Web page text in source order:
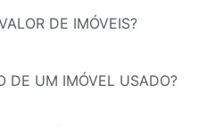
DE IMÓVEIS?
DE UM IMÓVEL USADO?